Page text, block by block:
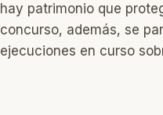
hay patrimonio que
concurso, además, se
ejecuciones en curso